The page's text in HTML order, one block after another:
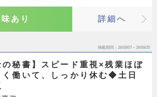
あり 詳細へ
掲載期間 26/08/07～26/08/20
の秘書】スピード重視×残業ほぼ
く働いて、しっかり休む◆土日